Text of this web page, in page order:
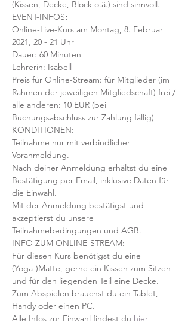
(Kissen, Decke, Block o.ä.) sind sinnvoll.
EVENT-INFOS:
Online-Live-Kurs am Montag, 8. Februar
2021, 20 - 21 Uhr
Dauer: 60 Minuten
Lehrerin: Isabell
Preis für Online-Stream: für Mitglieder (im
Rahmen der jeweiligen Mitgliedschaft) frei /
alle anderen: 10 EUR (bei
Buchungsabschluss zur Zahlung fällig)
KONDITIONEN:
Teilnahme nur mit verbindlicher
Voranmeldung.
Nach deiner Anmeldung erhältst du eine
Bestätigung per Email, inklusive Daten für
die Einwahl.
Mit der Anmeldung bestätigst und
akzeptierst du unsere
Teilnahmebedingungen und AGB.
INFO ZUM ONLINE-STREAM:
Für diesen Kurs benötigst du eine
(Yoga-)Matte, gerne ein Kissen zum Sitzen
und für den liegenden Teil eine Decke.
Zum Abspielen brauchst du ein Tablet,
Handy oder einen PC.
Alle Infos zur Einwahl findest du hier